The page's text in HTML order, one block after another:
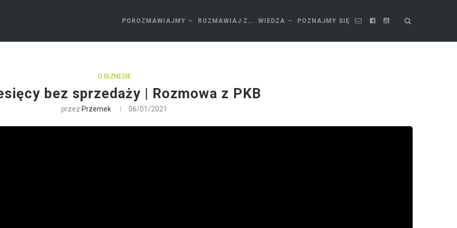
POROZMAWIAJMY ROZMAWIAJ Z… WIEDZA POZNAJMY SIĘ
O BIZNESIE
bez sprzedaży | Rozmowa z PKB
przez Przemek 06/01/2021